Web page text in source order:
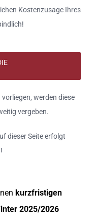
Kostenzusage Ihres
werden diese
vergeben.
dieser Seite erfolgt
kurzfristigen
2025/2026